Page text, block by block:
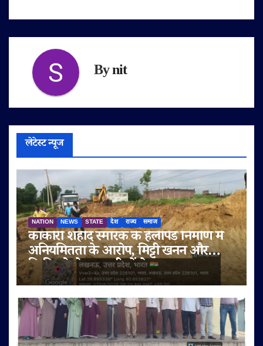
Bynit
लेटेस्ट न्यूज
NATION NEWS STATE देश राज्य समाज
काकोरी शहीद स्मारक के हेलीपैड निर्माण में
अनियमितता के आरोप, मिट्टी खनन और
बिक्री को लेकर ग्रामीणों ने उठाए सवाल